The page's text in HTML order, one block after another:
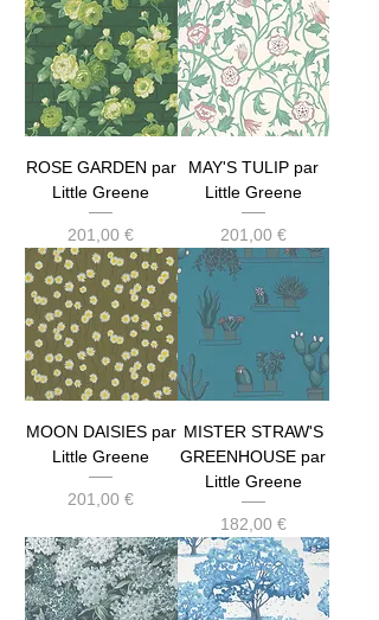
ROSE GARDEN par
Little Greene
Prix
201,00 €
MAY'S TULIP par
Little Greene
Prix
201,00 €
MOON DAISIES par
Little Greene
Prix
201,00 €
MISTER STRAW'S
GREENHOUSE par
Little Greene
Prix
182,00 €